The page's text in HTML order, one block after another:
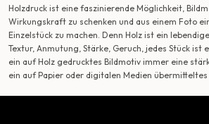
Holzdruck ist eine faszinierende Möglichkeit,
Wirkungskraft zu schenken und aus einem Foto
Einzelstück zu machen. Denn Holz ist ein
Textur, Anmutung, Stärke, Geruch, jedes Stück
ein auf Holz gedrucktes Bildmotiv immer eine
ein auf Papier oder digitalen Medien übermitteltes